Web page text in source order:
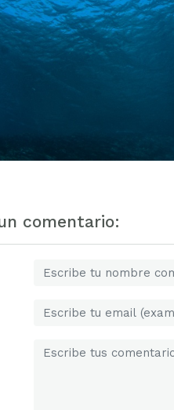
comentario: